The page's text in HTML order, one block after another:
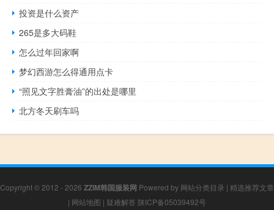
投资是什么资产
265是多大码鞋
怎么过年回家啊
梦幻西游怎么得通用点卡
“照见文字胜膏油”的出处是哪里
北方冬天刷车吗
Copyright © 2012 - 2026 ZZIM韩国服装网 Powered by 网站分类目录 | 精选推荐文章
| 网站地图 | 疑难解答 陕ICP备05039492号